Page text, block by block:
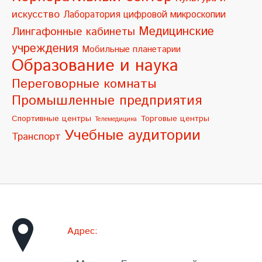
:искусство Лаборатория цифровой микроскопии
Лингафонные кабинеты Медицинские
учреждения Мобильные планетарии
Образование и наука
Переговорные комнаты
Промышленные предприятия
Спортивные центры Телемедицина Торговые центры
Транспорт Учебные аудитории
Адрес: